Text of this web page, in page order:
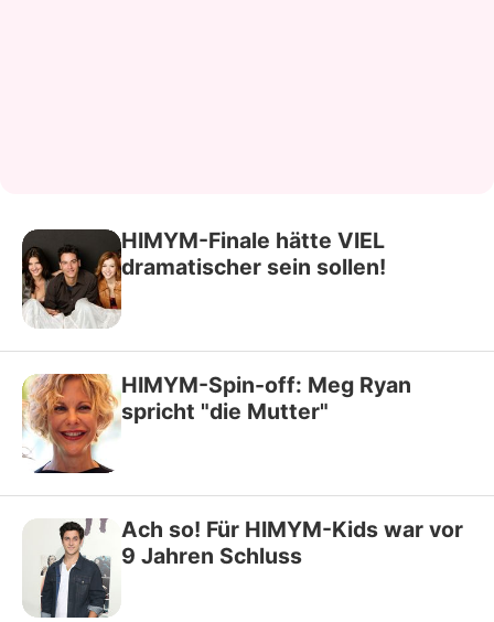
HIMYM-Finale hätte VIEL
dramatischer sein sollen!
HIMYM-Spin-off: Meg Ryan
spricht "die Mutter"
Ach so! Für HIMYM-Kids war vor
9 Jahren Schluss